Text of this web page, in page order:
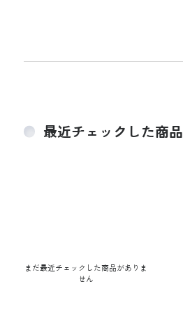
最近チェックした商品
まだ最近チェックした商品がありま
せん